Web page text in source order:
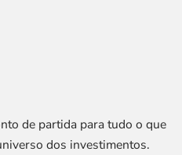
de partida para tudo o que
dos investimentos.